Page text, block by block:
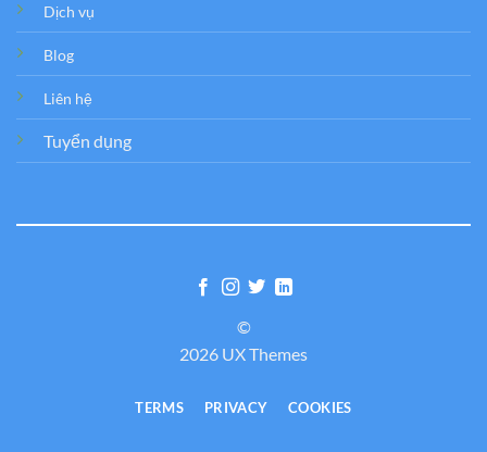
Dịch vụ
Blog
Liên hệ
Tuyển dụng
©
2026 UX Themes
TERMS PRIVACY COOKIES